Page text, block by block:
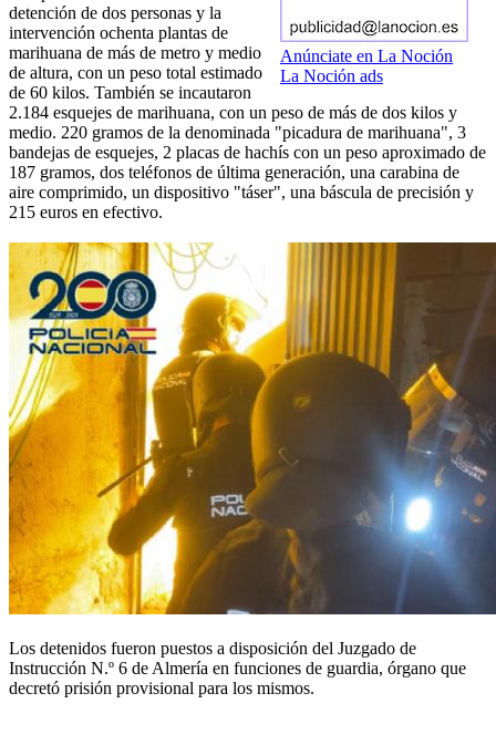
Anúnciate en La Noción
La Noción ads
detención de dos personas y la
intervención ochenta plantas de
marihuana de más de metro y medio
de altura, con un peso total estimado
de 60 kilos. También se incautaron
2.184 esquejes de marihuana, con un peso de más de dos kilos y
medio. 220 gramos de la denominada "picadura de marihuana", 3
bandejas de esquejes, 2 placas de hachís con un peso aproximado de
187 gramos, dos teléfonos de última generación, una carabina de
aire comprimido, un dispositivo "táser", una báscula de precisión y
215 euros en efectivo.
Los detenidos fueron puestos a disposición del Juzgado de
Instrucción N.º 6 de Almería en funciones de guardia, órgano que
decretó prisión provisional para los mismos.